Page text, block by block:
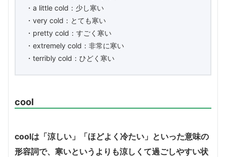
・a little cold：少し寒い
・very cold：とても寒い
・pretty cold：すごく寒い
・extremely cold：非常に寒い
・terribly cold：ひどく寒い
cool
coolは「涼しい」「ほどよく冷たい」といった意味の
形容詞で、寒いというよりも涼しくて過ごしやすい状